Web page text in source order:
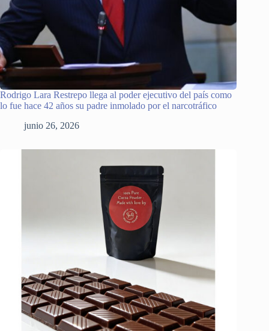
Rodrigo Lara Restrepo llega al poder ejecutivo del país como
lo fue hace 42 años su padre inmolado por el narcotráfico
junio 26, 2026